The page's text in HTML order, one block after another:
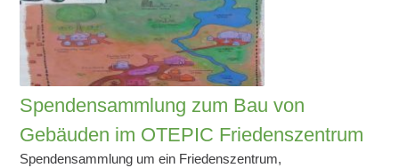
Spendensammlung zum Bau von
Gebäuden im OTEPIC Friedenszentrum
Spendensammlung um ein Friedenszentrum,